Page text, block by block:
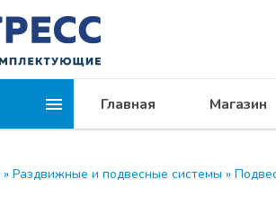
Главная Магазин
» Раздвижные и подвесные системы »